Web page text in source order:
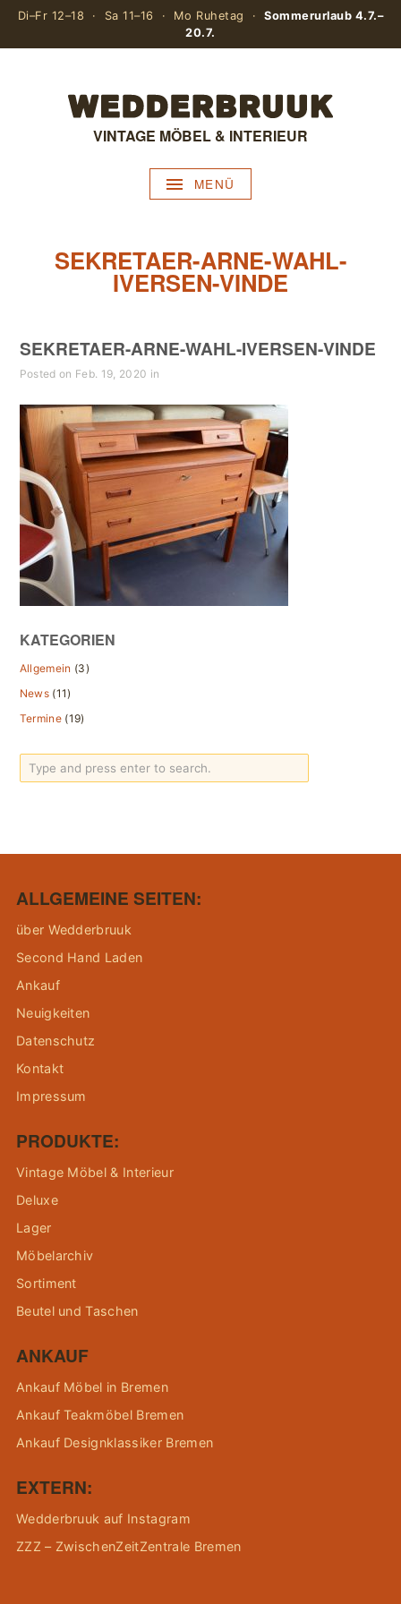
Di–Fr 12–18 · Sa 11–16 · Mo Ruhetag ·Sommerurlaub 4.7.–
20.7.
VINTAGE MÖBEL & INTERIEUR
MENÜ
SEKRETAER-ARNE-WAHL-
IVERSEN-VINDE
SEKRETAER-ARNE-WAHL-IVERSEN-VINDE
Posted on Feb. 19, 2020 in
KATEGORIEN
Allgemein (3)
News (11)
Termine (19)
ALLGEMEINE SEITEN:
über Wedderbruuk
Second Hand Laden
Ankauf
Neuigkeiten
Datenschutz
Kontakt
Impressum
PRODUKTE:
Vintage Möbel & Interieur
Deluxe
Lager
Möbelarchiv
Sortiment
Beutel und Taschen
ANKAUF
Ankauf Möbel in Bremen
Ankauf Teakmöbel Bremen
Ankauf Designklassiker Bremen
EXTERN:
Wedderbruuk auf Instagram
ZZZ – ZwischenZeitZentrale Bremen